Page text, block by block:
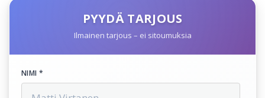
PYYDÄ TARJOUS
Ilmainen tarjous – ei sitoumuksia
NIMI *